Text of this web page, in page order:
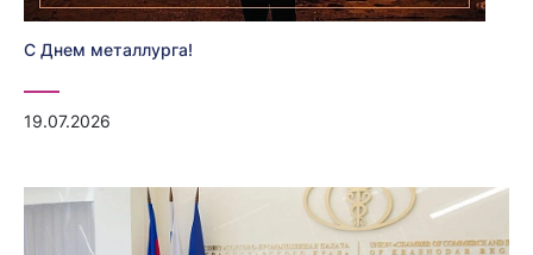
С Днем металлурга!
19.07.2026